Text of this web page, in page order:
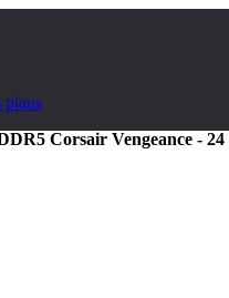
plans
Corsair Vengeance -